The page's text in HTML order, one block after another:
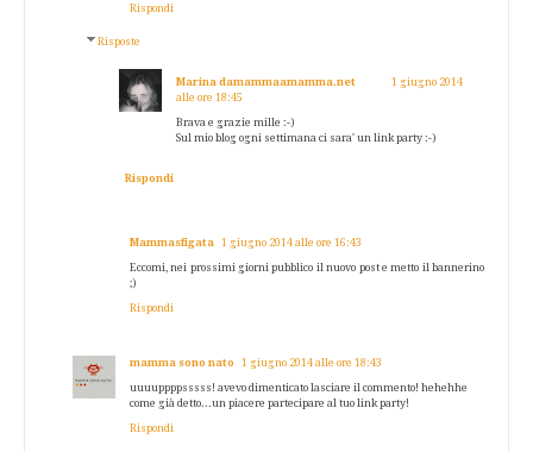
Rispondi
Risposte
Marina damammaamamma.net
1 giugno 2014
alle ore 18:45
Brava e grazie mille :-)
Sul mio blog ogni settimana ci sara' un link party :-)
Rispondi
Mammasfigata 1 giugno 2014 alle ore 16:43
Eccomi, nei prossimi giorni pubblico il nuovo post e metto il bannerino
;)
Rispondi
mamma sono nato 1 giugno 2014 alle ore 18:43
uuuuppppsssss! avevo dimenticato lasciare il commento! hehehhe
come già detto...un piacere partecipare al tuo link party!
Rispondi